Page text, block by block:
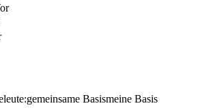
gemeinsame Basismeine Basis